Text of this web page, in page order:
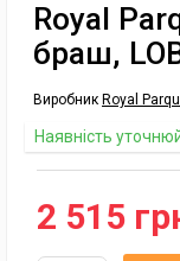
Royal
браш,
Виробник Royal
Наявність
2 515